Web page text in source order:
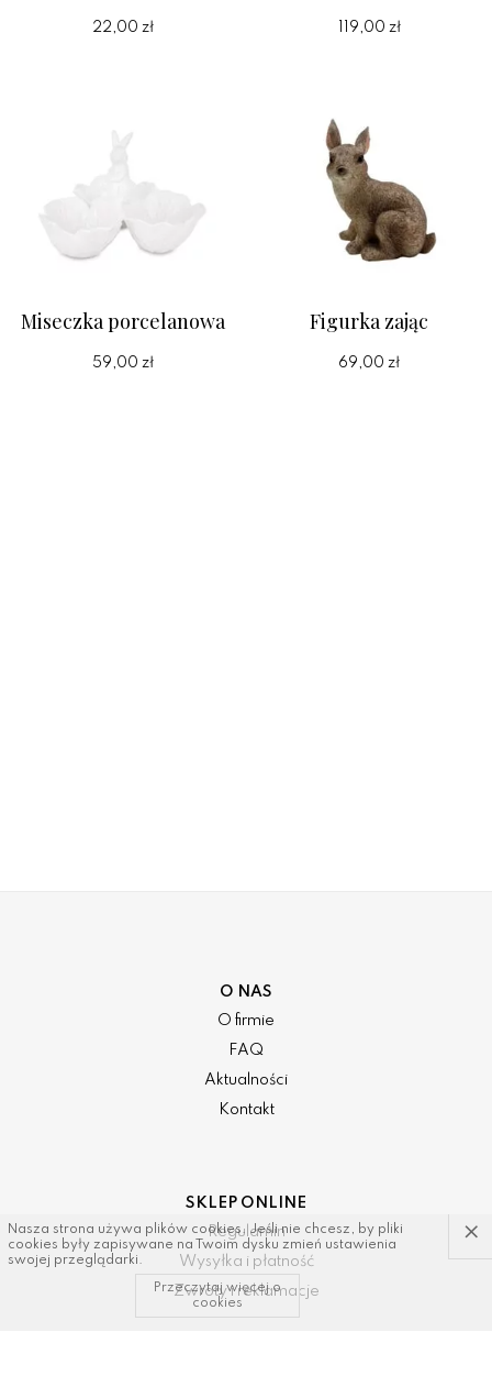
22,00 zł 119,00 zł
Miseczka porcelanowa
59,00 zł
Figurka zając
69,00 zł
O NAS
O firmie
FAQ
Aktualności
Kontakt
SKLEP ONLINE
Regulamin
Wysyłka i płatność
Zwroty i reklamacje
Nasza strona używa plików cookies. Jeśli nie chcesz, by pliki
cookies były zapisywane na Twoim dysku zmień ustawienia
swojej przeglądarki.
×
Przeczytaj więcej o
cookies